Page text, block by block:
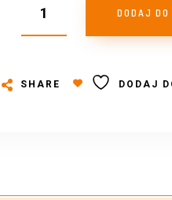
DODAJ DO
SHARE DODAJ